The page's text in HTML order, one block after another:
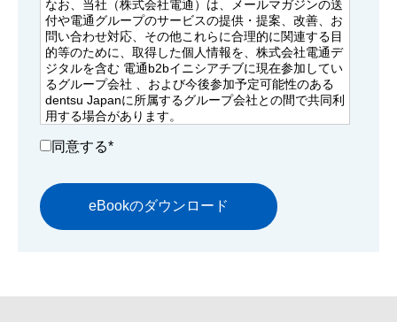
なお、当社（株式会社電通）は、メールマガジンの送
付や電通グループのサービスの提供・提案、改善、お
問い合わせ対応、その他これらに合理的に関連する目
的等のために、取得した個人情報を、株式会社電通デ
ジタルを含む 電通b2bイニシアチブに現在参加してい
るグループ会社 、および今後参加予定可能性のある
dentsu Japanに所属するグループ会社との間で共同利
用する場合があります。
適切に管理いたします。
dentsu Japanに所属するグループ会社は以下をご確認
ください。
日本語対応ページはこちら
同意する*